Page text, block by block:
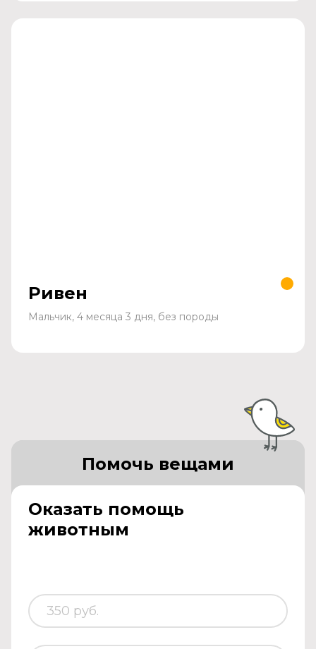
Ривен
Мальчик, 4 месяца 3 дня, без породы
Оказать помощь
животным
Помочь вещами